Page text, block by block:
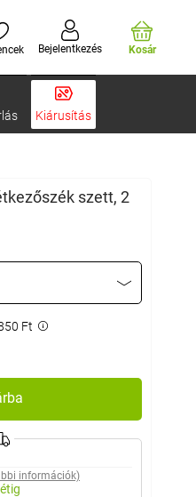
Bejelentkezés Kosár
Kiárusítás
szett, 2
Ft
információk)